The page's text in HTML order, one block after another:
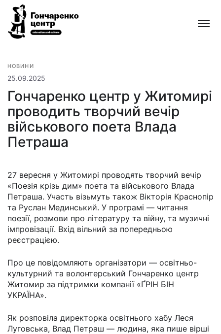
Гончаренко
центр
безкоштовних
відкритих
освітньо-
культурних
просторів
НОВИНИ
25.09.2025
Гончаренко центр у Житомирі
проводить творчий вечір
військового поета Влада
Петраша
27 вересня у Житомирі проводять творчий вечір
«Поезія крізь дим» поета та військового Влада
Петраша. Участь візьмуть також Вікторія Краснопір
та Руслан Мединський. У програмі — читання
поезії, розмови про літературу та війну, та музичні
імпровізації. Вхід вільний за попередньою
реєстрацією.
Про це повідомляють організатори — освітньо-
культурний та волонтерський Гончаренко центр
Житомир за підтримки компанії «ҐРІН БІН
УКРАЇНА».
Як розповіла директорка освітнього хабу Леся
Луговська, Влад Петраш — людина, яка пише вірші